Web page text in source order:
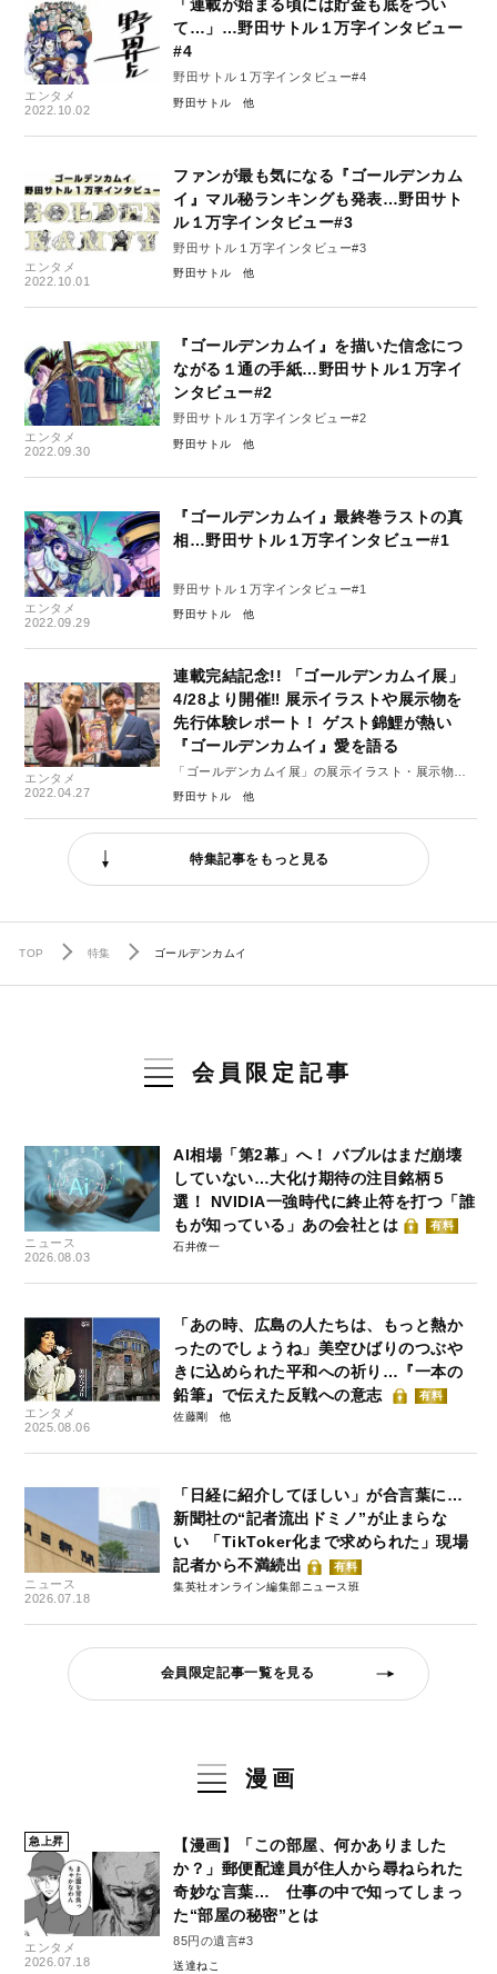
エンタメ
2022.10.02
「連載が始まる頃には貯金も底をつい
て…」…野田サトル１万字インタビュー
#4
野田サトル１万字インタビュー#4
野田サトル
エンタメ
2022.10.01
ファンが最も気になる『ゴールデンカム
イ』マル秘ランキングも発表…野田サト
ル１万字インタビュー#3
野田サトル１万字インタビュー#3
野田サトル
エンタメ
2022.09.30
『ゴールデンカムイ』を描いた信念につ
ながる１通の手紙…野田サトル１万字イ
ンタビュー#2
野田サトル１万字インタビュー#2
野田サトル
エンタメ
2022.09.29
『ゴールデンカムイ』最終巻ラストの真
相…野田サトル１万字インタビュー#1
野田サトル１万字インタビュー#1
野田サトル
エンタメ
2022.04.27
連載完結記念!! 「ゴールデンカムイ展」
4/28より開催‼ 展示イラストや展示物を
先行体験レポート！ ゲスト錦鯉が熱い
『ゴールデンカムイ』愛を語る
「ゴールデンカムイ展」の展示イラスト・展示物を
先行体験！
野田サトル
特集記事をもっと見る
TOP 特集 ゴールデンカムイ
会員限定記事
ニュース
2026.08.03
AI相場「第2幕」へ！ バブルはまだ崩壊
していない…大化け期待の注目銘柄５
選！ NVIDIA一強時代に終止符を打つ「誰
もが知っている」あの会社とは
有料
石井僚一
エンタメ
2025.08.06
「あの時、広島の人たちは、もっと熱か
ったのでしょうね」美空ひばりのつぶや
きに込められた平和への祈り…『一本の
鉛筆』で伝えた反戦への意志
有料
佐藤剛
ニュース
2026.07.18
「日経に紹介してほしい」が合言葉に…
新聞社の“記者流出ドミノ”が止まらな
い 「TikToker化まで求められた」現場
記者から不満続出
有料
集英社オンライン編集部ニュース班
会員限定記事一覧を見る
漫画
急上昇
エンタメ
2026.07.18
【漫画】「この部屋、何かありました
か？」郵便配達員が住人から尋ねられた
奇妙な言葉… 仕事の中で知ってしまっ
た“部屋の秘密”とは
85円の遺言#3
送達ねこ